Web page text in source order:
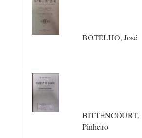
BOTELHO, José
BITTENCOURT,
Pinheiro